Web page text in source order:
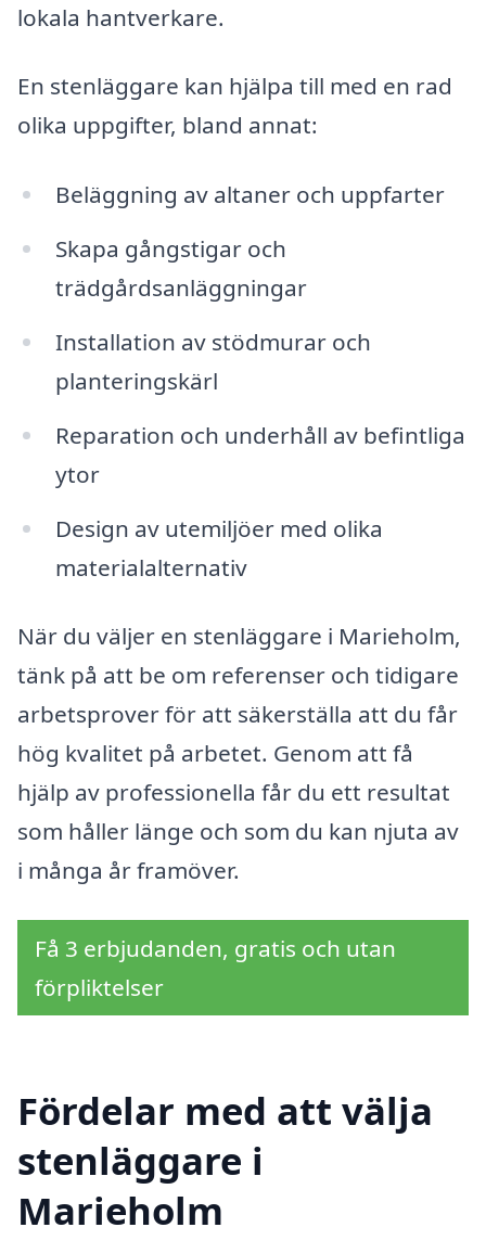
lokala hantverkare.
En stenläggare kan hjälpa till med en rad
olika uppgifter, bland annat:
Beläggning av altaner och uppfarter
Skapa gångstigar och
trädgårdsanläggningar
Installation av stödmurar och
planteringskärl
Reparation och underhåll av befintliga
ytor
Design av utemiljöer med olika
materialalternativ
När du väljer en stenläggare i Marieholm,
tänk på att be om referenser och tidigare
arbetsprover för att säkerställa att du får
hög kvalitet på arbetet. Genom att få
hjälp av professionella får du ett resultat
som håller länge och som du kan njuta av
i många år framöver.
Få 3 erbjudanden, gratis och utan
förpliktelser
Fördelar med att välja
stenläggare i
Marieholm